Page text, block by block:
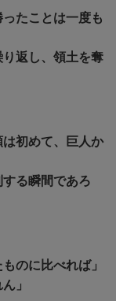
たことは一度も
り返し、領土を奪
は初めて、巨人か
する瞬間であろ
のに比べれば」
」